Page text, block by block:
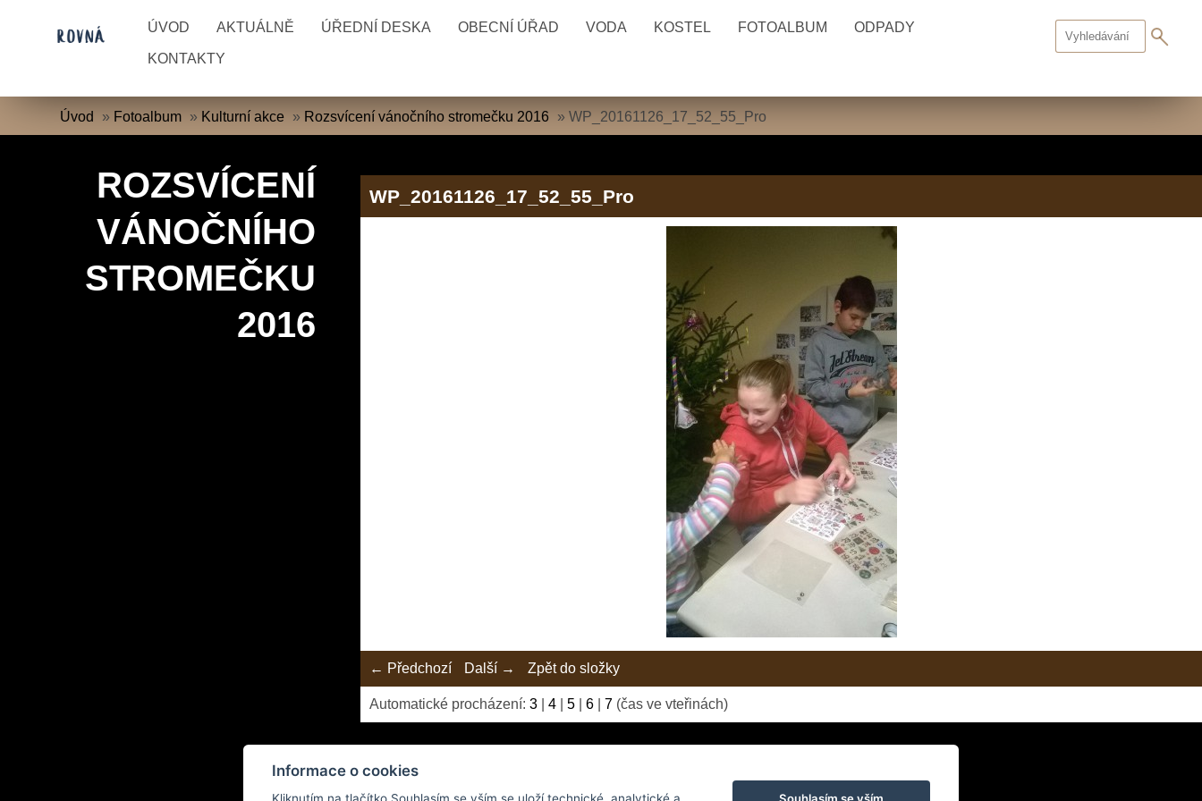
ÚVOD AKTUÁLNĚ ÚŘEDNÍ DESKA OBECNÍ ÚŘAD VODA KOSTEL FOTOALBUM ODPADY
KONTAKTY
Úvod » Fotoalbum » Kulturní akce » Rozsvícení vánočního stromečku 2016 »WP_20161126_17_52_55_Pro
ROZSVÍCENÍ
VÁNOČNÍHO
STROMEČKU
2016
WP_20161126_17_52_55_Pro
← Předchozí Další → Zpět do složky
Automatické procházení:3 |4 |5 |6 |7 (čas ve vteřinách)
Informace o cookies